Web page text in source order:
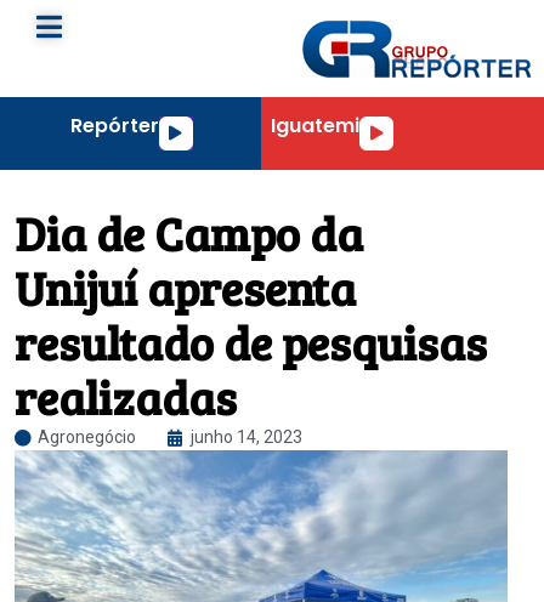
RepórterTocador
IguatemiTocador
Dia de Campo da
Unijuí apresenta
resultado de pesquisas
realizadas
Agronegócio junho 14, 2023